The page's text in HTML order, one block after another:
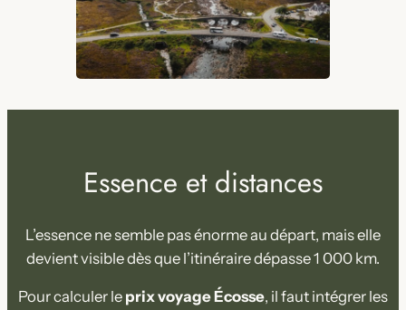
Essence et distances
L’essence ne semble pas énorme au départ, mais elle
devient visible dès que l’itinéraire dépasse 1 000 km.
Pour calculer le prix voyage Écosse, il faut intégrer les